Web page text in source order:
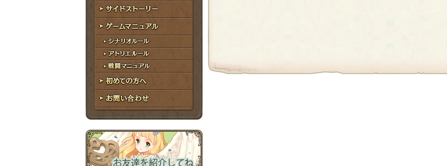
世界観
サイドストーリー
ゲームマニュアル
シナリオルール
アトリエルール
戦闘マニュアル
初めての方へ
お問い合わせ